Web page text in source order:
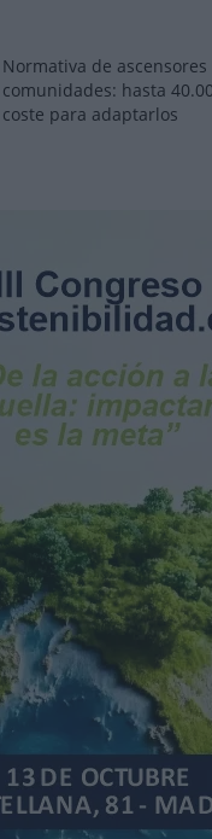
Normativa de ascensores
comunidades: hasta
coste para adaptarlos